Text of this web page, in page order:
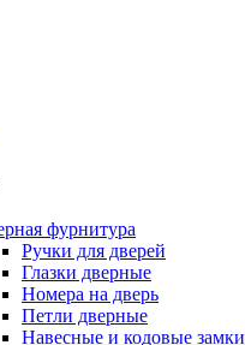
фурнитура
Ручки для дверей
Глазки дверные
Номера на дверь
Петли дверные
Навесные и кодовые замки